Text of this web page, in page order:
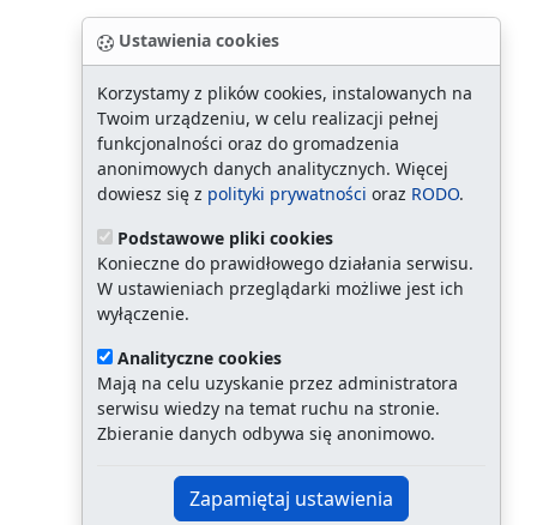
Ustawienia cookies
Korzystamy z plików cookies, instalowanych na
Twoim urządzeniu, w celu realizacji pełnej
funkcjonalności oraz do gromadzenia
anonimowych danych analitycznych. Więcej
dowiesz się z polityki prywatności oraz RODO.
Podstawowe pliki cookies
Konieczne do prawidłowego działania serwisu.
W ustawieniach przeglądarki możliwe jest ich
wyłączenie.
Analityczne cookies
Mają na celu uzyskanie przez administratora
serwisu wiedzy na temat ruchu na stronie.
Zbieranie danych odbywa się anonimowo.
Zapamiętaj ustawienia